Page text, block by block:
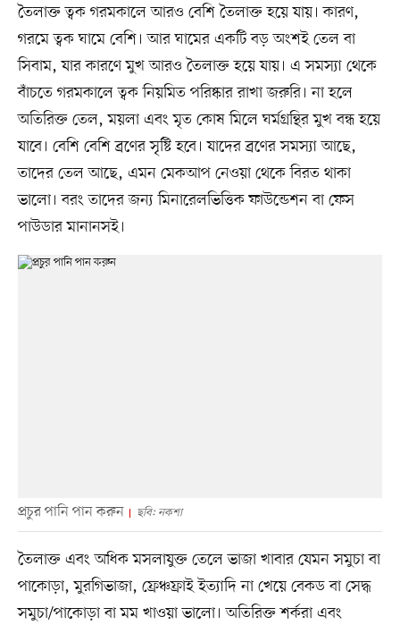
তৈলাক্ত ত্বক গরমকালে আরও বেশি তৈলাক্ত হয়ে যায়। কারণ,
গরমে ত্বক ঘামে বেশি। আর ঘামের একটি বড় অংশই তেল বা
সিবাম, যার কারণে মুখ আরও তৈলাক্ত হয়ে যায়। এ সমস্যা থেকে
বাঁচতে গরমকালে ত্বক নিয়মিত পরিষ্কার রাখা জরুরি। না হলে
অতিরিক্ত তেল, ময়লা এবং মৃত কোষ মিলে ঘর্মগ্রন্থির মুখ বন্ধ হয়ে
যাবে। বেশি বেশি ব্রণের সৃষ্টি হবে। যাদের ব্রণের সমস্যা আছে,
তাদের তেল আছে, এমন মেকআপ নেওয়া থেকে বিরত থাকা
ভালো। বরং তাদের জন্য মিনারেলভিত্তিক ফাউন্ডেশন বা ফেস
পাউডার মানানসই।
প্রচুর পানি পান করুন ছবি: নকশা
তৈলাক্ত এবং অধিক মসলাযুক্ত তেলে ভাজা খাবার যেমন সমুচা বা
পাকোড়া, মুরগিভাজা, ফ্রেঞ্চফ্রাই ইত্যাদি না খেয়ে বেকড বা সেদ্ধ
সমুচা/পাকোড়া বা মম খাওয়া ভালো। অতিরিক্ত শর্করা এবং